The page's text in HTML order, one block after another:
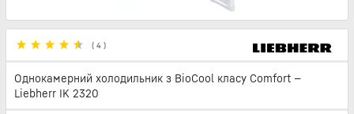
( 4 )
Однокамерний холодильник з BioCool класу Comfort —
Liebherr IK 2320